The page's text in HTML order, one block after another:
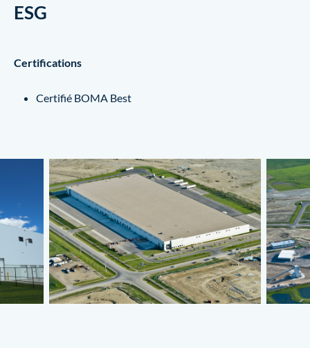
ESG
Certifications
Certifié BOMA Best